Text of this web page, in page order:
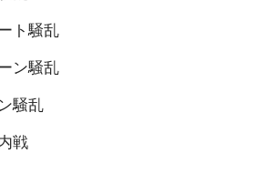
ト騒乱
ン騒乱
騒乱
戦